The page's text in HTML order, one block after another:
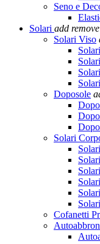
Seno e
Solari add remove
Solari Viso
Doposole
Solari
Cofanetti